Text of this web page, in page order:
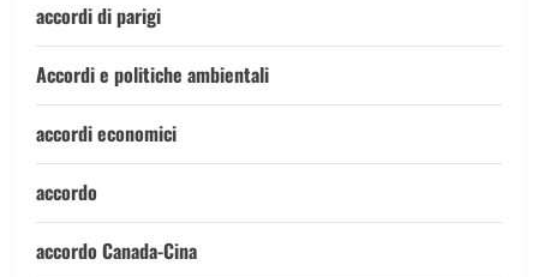
accordi di parigi
Accordi e politiche ambientali
accordi economici
accordo
accordo Canada-Cina